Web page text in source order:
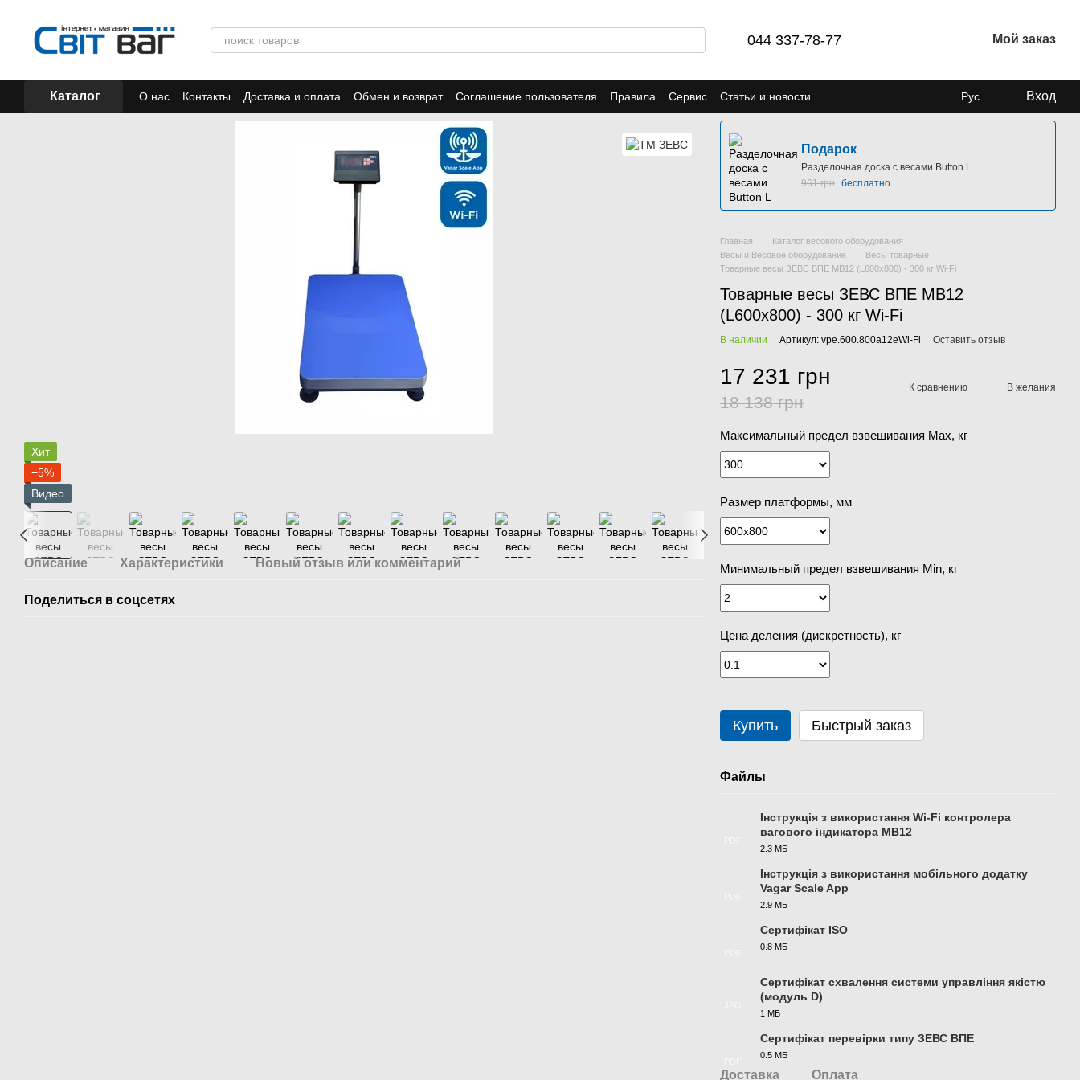
044 337-78-77 Мой заказ
Каталог О нас Контакты Доставка и оплата Обмен и возврат Соглашение пользователя Правила Сервис
Статьи и новости
Отзывы
Акции
Рус Вход
Хит
−5%
Видео
Описание Характеристики Новый отзыв или комментарий
Поделиться в соцсетях
Подарок
Разделочная доска с весами Button L
961 грн бесплатно
Главная
Каталог весового оборудования
Весы и Весовое оборудование
Весы товарные
Товарные весы ЗЕВС ВПЕ МВ12 (L600x800) - 300 кг Wi-Fi
Товарные весы ЗЕВС ВПЕ МВ12
(L600x800) - 300 кг Wi-Fi
В наличии Артикул: vpe.600.800a12eWi-Fi Оставить отзыв
17 231 грн
18 138 грн
К сравнению В желания
Максимальный предел взвешивания Мах, кг
Размер платформы, мм
Минимальный предел взвешивания Min, кг
Цена деления (дискретность), кг
Купить Быстрый заказ
Файлы
Інструкція з використання Wi-Fi контролера
вагового індикатора MB12
2.3 МБ
Інструкція з використання мобільного додатку
Vagar Scale App
2.9 МБ
Сертифікат ISO
0.8 МБ
Сертифікат схвалення системи управління якістю
(модуль D)
1 МБ
Сертифікат перевірки типу ЗЕВС ВПЕ
0.5 МБ
Доставка Оплата